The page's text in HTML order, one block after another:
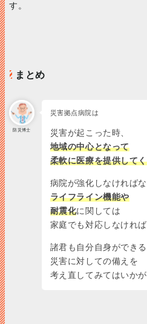
す。
まとめ
防災博士
災害拠点病院は
災害が起こった時、
地域の中心となって
柔軟に医療を提供して
病院が強化しなければ
ライフライン機能や
耐震化に関しては
家庭でも対応しなけれ
諸君も自分自身ができる
災害に対しての備えを
考え直してみてはいか